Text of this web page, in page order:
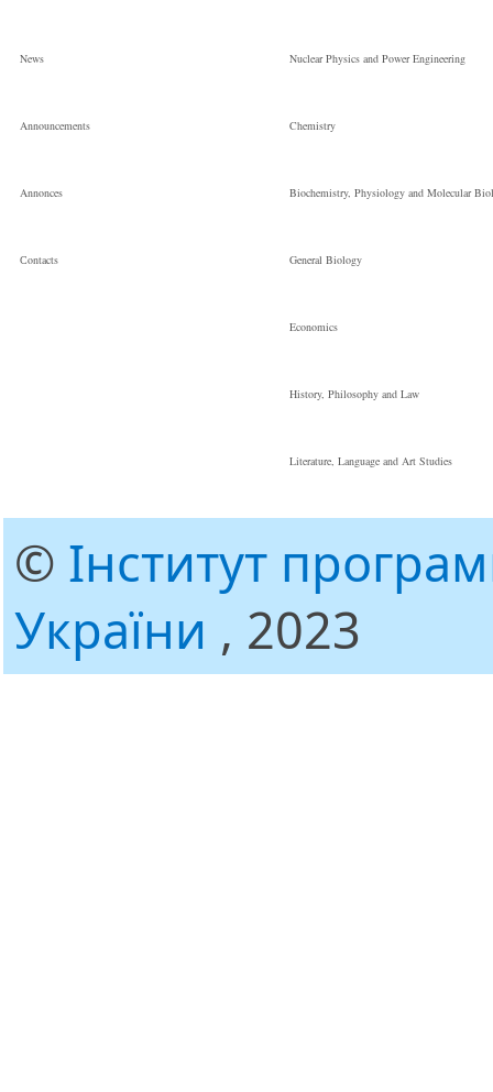
News
Announcements
Annonces
Сontacts
Nuclear Physics and Power Engineering
Chemistry
Biochemistry, Physiology and Molecular
General Biology
Economics
History, Philosophy and Law
Literature, Language and Art Studies
© Інститут
України , 2023